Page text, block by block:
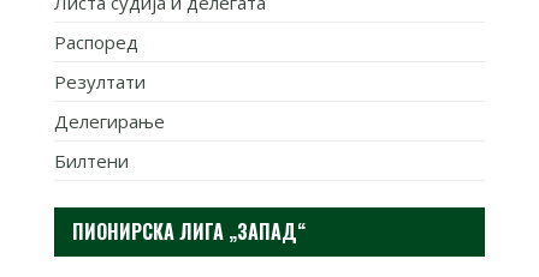
Распоред
Резултати
Делегирање
Билтени
ПИОНИРСКА ЛИГА „ЗАПАД“